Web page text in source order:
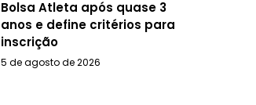
Bolsa Atleta após quase 3
anos e define critérios para
inscrição
5 de agosto de 2026